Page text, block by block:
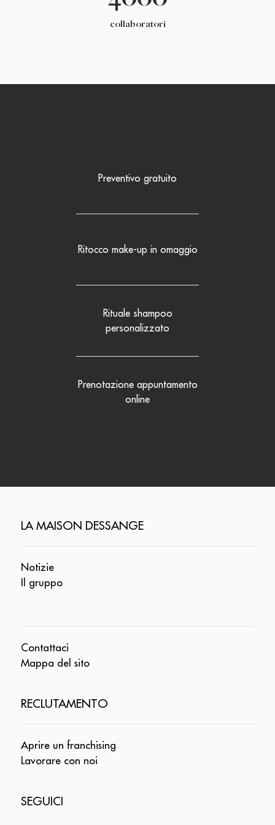
collaboratori
Preventivo gratuito
Ritocco make-up in omaggio
Rituale shampoo
personalizzato
Prenotazione appuntamento
online
LA MAISON DESSANGE
Notizie
Il gruppo
Contattaci
Mappa del sito
RECLUTAMENTO
Aprire un franchising
Lavorare con noi
SEGUICI